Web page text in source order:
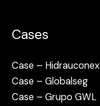
Cases
Case – Hidrauconex
Case – Globalseg
Case – Grupo GWL